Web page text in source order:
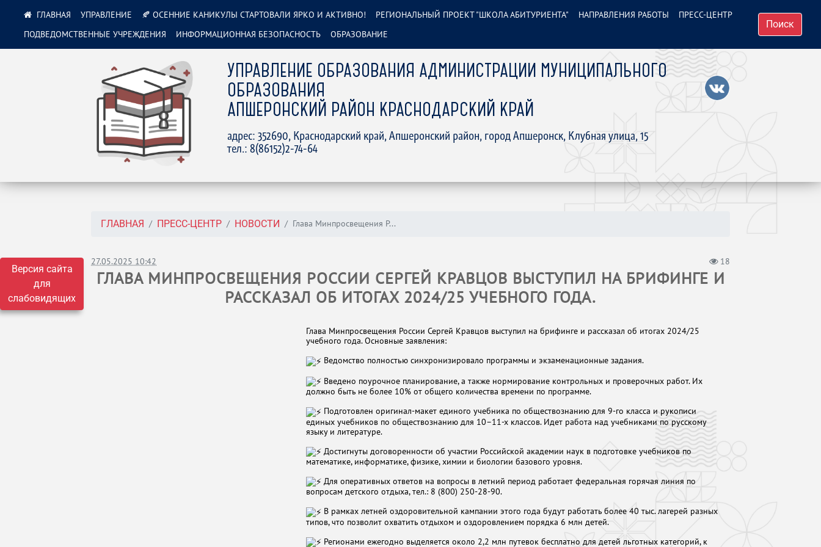
Версия сайта
для
слабовидящих
УПРАВЛЕНИЕ ОБРАЗОВАНИЯ АДМИНИСТРАЦИИ МУНИЦИПАЛЬНОГО
ОБРАЗОВАНИЯ
АПШЕРОНСКИЙ РАЙОН КРАСНОДАРСКИЙ КРАЙ
адрес: 352690, Краснодарский край, Апшеронский район, город Апшеронск, Клубная улица, 15
тел.: 8(86152)2-74-64
УПРАВЛЕНИЕ 🍂 ОСЕННИЕ КАНИКУЛЫ СТАРТОВАЛИ ЯРКО И АКТИВНО! РЕГИОНАЛЬНЫЙ ПРОЕКТ "ШКОЛА АБИТУРИЕНТА" НАПРАВЛЕНИЯ РАБОТЫ
ПРЕСС-ЦЕНТР
ПОДВЕДОМСТВЕННЫЕ УЧРЕЖДЕНИЯ
ИНФОРМАЦИОННАЯ БЕЗОПАСНОСТЬ ОБРАЗОВАНИЕ
Поиск
ГЛАВНАЯ ПРЕСС-ЦЕНТР НОВОСТИ Глава Минпросвещения Р...
27.05.2025 10:42 18
ГЛАВА МИНПРОСВЕЩЕНИЯ РОССИИ СЕРГЕЙ КРАВЦОВ ВЫСТУПИЛ НА БРИФИНГЕ И
РАССКАЗАЛ ОБ ИТОГАХ 2024/25 УЧЕБНОГО ГОДА.
Глава Минпросвещения России Сергей Кравцов выступил на брифинге и рассказал об итогах 2024/25
учебного года. Основные заявления:
Ведомство полностью синхронизировало программы и экзаменационные задания.
Введено поурочное планирование, а также нормирование контрольных и проверочных работ. Их
должно быть не более 10% от общего количества времени по программе.
Подготовлен оригинал-макет единого учебника по обществознанию для 9-го класса и рукописи
единых учебников по обществознанию для 10–11-х классов. Идет работа над учебниками по русскому
языку и литературе.
Достигнуты договоренности об участии Российской академии наук в подготовке учебников по
математике, информатике, физике, химии и биологии базового уровня.
Для оперативных ответов на вопросы в летний период работает федеральная горячая линия по
вопросам детского отдыха, тел.: 8 (800) 250-28-90.
В рамках летней оздоровительной кампании этого года будут работать более 40 тыс. лагерей разных
типов, что позволит охватить отдыхом и оздоровлением порядка 6 млн детей.
Регионами ежегодно выделяется около 2,2 млн путевок бесплатно для детей льготных категорий, к